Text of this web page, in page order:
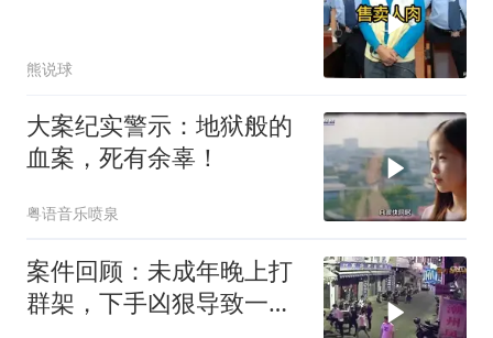
熊说球
大案纪实警示：地狱般的
血案，死有余辜！
粤语音乐喷泉
案件回顾：未成年晚上打
群架，下手凶狠导致一人